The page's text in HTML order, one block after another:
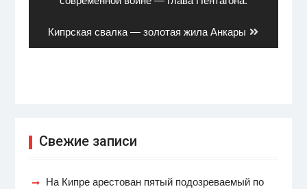
Next
post:
Кипрская свалка — золотая жила Анкары
Свежие записи
На Кипре арестован пятый подозреваемый по